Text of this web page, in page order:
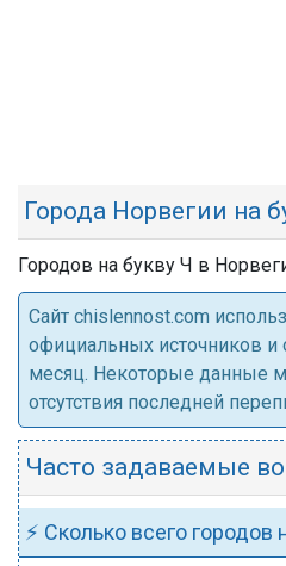
Города Норвегии на
Городов на букву Ч в
Cайт chislennost.com
официальных источников и
месяц. Некоторые данные
отсутствия последней
Часто задаваемые
⚡ Сколько всего